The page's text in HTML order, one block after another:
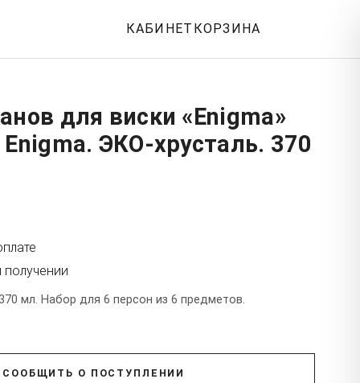
КАБИНЕТ КОРЗИНА
для виски «Enigma»
ЭКО-хрусталь. 370
получении
мл. Набор для 6 персон из 6 предметов.
СООБЩИТЬ О ПОСТУПЛЕНИИ